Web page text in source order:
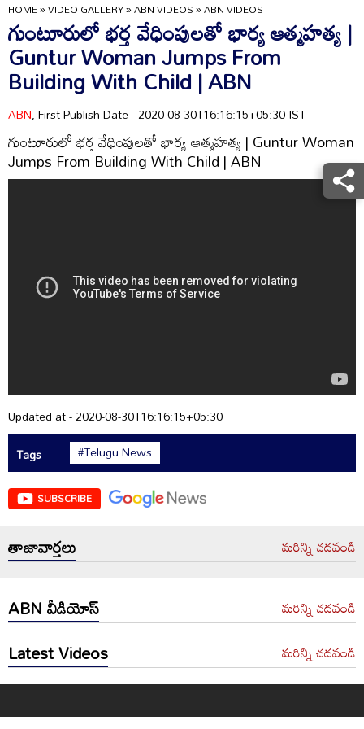
HOME»VIDEO GALLERY»ABN VIDEOS»ABN VIDEOS
గుంటూరులో భర్త వేధింపులతో భార్య ఆత్మహత్య |
Guntur Woman Jumps From
Building With Child | ABN
ABN, First Publish Date - 2020-08-30T16:16:15+05:30 IST
గుంటూరులో భర్త వేధింపులతో భార్య ఆత్మహత్య | Guntur Woman
Jumps From Building With Child | ABN
Updated at - 2020-08-30T16:16:15+05:30
Tags
#Telugu News
SUBSCRIBE
తాజావార్తలు మరిన్ని చదవండి
ABN వీడియోస్ మరిన్ని చదవండి
Latest Videos మరిన్ని చదవండి